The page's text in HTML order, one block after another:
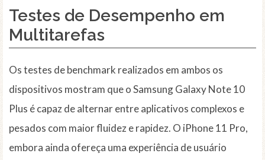
Testes de Desempenho em
Multitarefas
Os testes de benchmark realizados em ambos os
dispositivos mostram que o Samsung Galaxy Note 10
Plus é capaz de alternar entre aplicativos complexos e
pesados com maior fluidez e rapidez. O iPhone 11 Pro,
embora ainda ofereça uma experiência de usuário